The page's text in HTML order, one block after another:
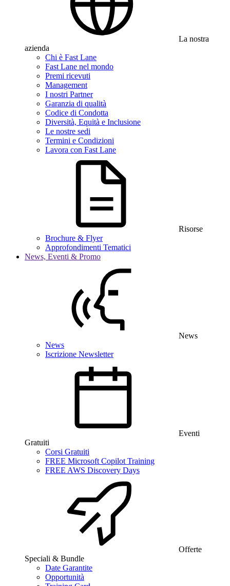
La nostra
azienda
Chi è Fast Lane
Fast Lane nel mondo
Premi ricevuti
Management
I nostri Partner
Garanzia di qualità
Codice di Condotta
Diversità, Equità e Inclusione
Le nostre sedi
Termini e Condizioni
Lavora con Fast Lane
Risorse
Brochure & Flyer
Approfondimenti Tematici
News, Eventi & Promo
News
News
Iscrizione Newsletter
Eventi
Gratuiti
Corsi Gratuiti
FREE Microsoft Copilot Training
FREE AWS Discovery Days
Offerte
Speciali & Bundle
Date Garantite
Opportunità